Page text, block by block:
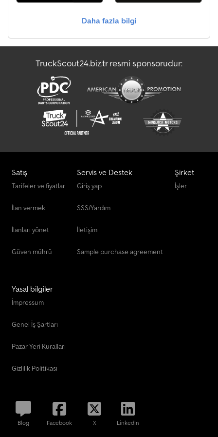
Teleskopik Taşıyıcı
Zırhlı Para Taşıma Aracı
Çift Katlı
Ön Yükleyici
Daha fazla bilgi
TruckScout24.biz.tr resmi sponsorudur:
Satış
Tarifeler ve fiyatlar
İlan vermek
İlanları yönet
Güven mührü
Servis ve Destek
Giriş yap
SSS/Yardım
İletişim
Sample purchase agreement
Şirket
İşler
Yasal bilgiler
İmpressum
Genel İş Şartları
Pazar Yeri Kuralları
Gizlilik Politikası
Blog Facebook X LinkedIn